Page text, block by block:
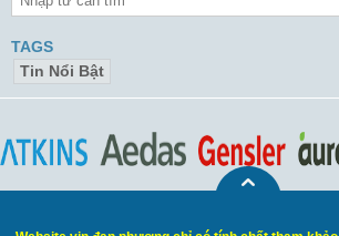
TAGS
Tin Nổi Bật